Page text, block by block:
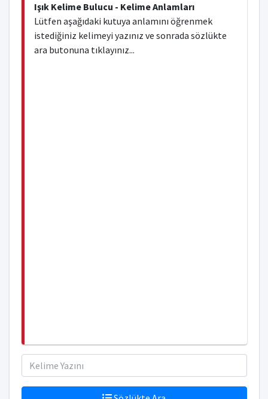
Işık Kelime Bulucu - Kelime Anlamları
Lütfen aşağıdaki kutuya anlamını öğrenmek
istediğiniz kelimeyi yazınız ve sonrada sözlükte
ara butonuna tıklayınız...